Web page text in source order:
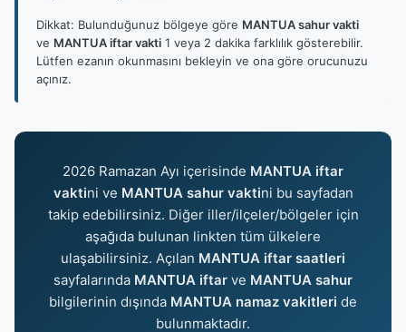
Dikkat: Bulunduğunuz bölgeye göre MANTUA sahur vakti
ve MANTUA iftar vakti 1 veya 2 dakika farklılık gösterebilir.
Lütfen ezanın okunmasını bekleyin ve ona göre orucunuzu
açınız.
2026 Ramazan Ayı içerisinde MANTUA iftar
vaktini ve MANTUA sahur vaktini bu sayfadan
takip edebilirsiniz. Diğer iller/ilçeler/bölgeler için
aşağıda bulunan linkten tüm ülkelere
ulaşabilirsiniz. Açılan MANTUA iftar saatleri
sayfalarında MANTUA iftar ve MANTUA sahur
bilgilerinin dışında MANTUA namaz vakitleri de
bulunmaktadır.